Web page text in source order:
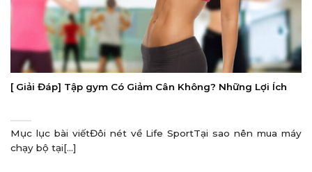
[ Giải Đáp] Tập gym Có Giảm Cân Không? Những Lợi Ích
Mục lục bài viếtĐôi nét về Life SportTại sao nên mua máy
chạy bộ tại[...]